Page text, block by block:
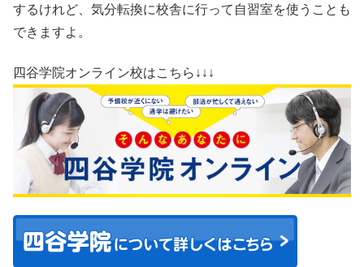
するけれど、気分転換に校舎に行って自習室を使うことも
できますよ。
四谷学院オンライン校はこちら↓↓↓